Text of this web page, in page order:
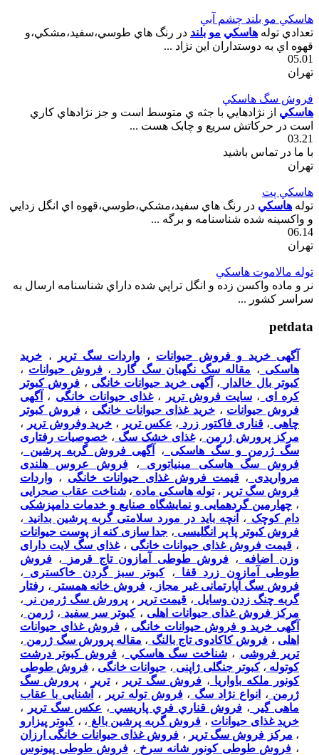
هاسکي مو بلند چشم آبي
تعدادي توله هاسکي مو بلند در رنگ هاي طوسي،سفيد،مشکي،و
قهوه اي به دوستداران اين نژاد ...
05.01
تهران
فروش سگ هاسکي
هاسکي از نژادهايي با جثه ي متوسط است و جز نژادهاي کاري
است در حرکاتش سريع و چابک هست ...
03.21
با ما در تماس باشید
تهران
هاسکي پت
توله هاسکي در رنگ هاي سفيد،مشکي،طوسي،قهوه اي انگل زدايي
و واکسينه شده شناسنامه و برگه ...
06.14
تهران
توله مالاموت هاسکي
نر و ماده واکسن زده و انگل تراپي شده داراي شناسنامه ارسال به
سراسر کشور ...
petdata
آگهی خرید و فروش حیوانات ، واردات سگ تریر ، خرید
هاسکی ، مقاله سگ نگهبان سگ گارد ،فروش حیوانات ،
کبوتر بال خالدار
، آگهی خرید حیوانات خانگی ، فروش کبوتر
کره ای ، سایت فروش تریر ،غذای حیوانات خانگی ، آگهی
فروش حیوانات ، خرید غذای حیوانات خانگی ،فروش کبوتر
چاهی ،قناری فاکتور زرد ، عکس تریر ، خرید وفروش تریر
،
مرکز پرورش ژرمن ،غذای خشک سگ ، خصوصیات رفتاری
سگ ژرمن و سگ هاسکی ، آگهی فروش گربه پرشین
،
فروش سگ هاسکی مینیاتوری
، فروش عروس هلندی
مرواریدی ،قیمت فروش غذای حیوانات خانگی ، واردات
فروش سگ تریر ،توله هاسکی ماده ، شناخت عقاب صحرایی
،چهارمین گردهمایی و نمایشگاه صنایع و خدمات دامپزشکی
دام کوچک ، آنچه باید در مورد سلامتی گربه پرشین بدانید ،
فروش کبوتر پا پر انگلیسی ، جدا سازی کنه از پوست حیوانات
، قیمت فروش غذای حیوانات خانگی ،غذای سگ لایت دارای
وزن اضافه ، فروش طوطی آمازون تاج قرمز ، فروش
طوطی آمازون زرد قفا
،کبوتر سبز گردن خاکستری
،
فروش سگ آپارتمانی غیر مجاز ، فروش خانه همستر ، رفتار
گربه چنگ زدن وسایل ، قیمت تریر ،پرورش سگ ژرمن نر
،
مرکز فروش غذای حیوانات اهلی ،کبوتر سر سفید ، ژرمن ،
آگهی خرید و فروش حیوانات خانگی ، فروش غذای حیوانات
اهلی ، فروش کاکادوی تاج بالنگ ، مقاله پرورش سگ ژرمن ،
تریر فروشی ،شناخت سگ هاسکي ،فروش کبوتر درشت
کوتوله ،کبوتر جنگلی ژاپنی ، حیوانات خانگی ، فروش طوطی
کونور ملکه باواریا ، فروش سگ تریر ،تریر ، پرورش سگ
ژرمن ، انواع نژاد سگ ،فروش توله تریر ،
آشنایی با عقاب
ماهی گیر
، فروش قناري فري پاريسي ، عکس سگ تریر
،
خرید غذای حیوانات ، فروش گربه پرشین بالغ ، ،کبوتر پیزارو
، مرکز فروش سگ تریر ، فروش غذای حیوانات خانگی ارزان
، فروش طوطی کونور شانه سرخ ، فروش طوطی پیونوس